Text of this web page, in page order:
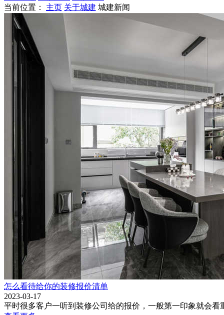
当前位置：
主页 关于城建 城建新闻
怎么看待给你的装修报价清单
2023-03-17
平时很多客户一听到装修公司给的报价，一般第一印象就会